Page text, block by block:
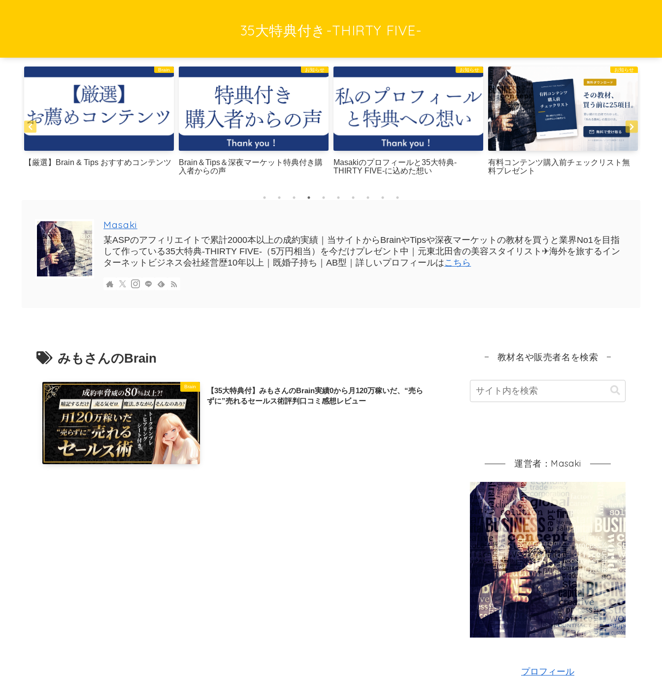
35大特典付き-THIRTY FIVE-
Brain
【厳選】Brain & Tips おすすめコンテンツ
お知らせ
Brain＆Tips＆深夜マーケット特典付き購
入者からの声
お知らせ
Masakiのプロフィールと35大特典-
THIRTY FIVE-に込めた想い
お知らせ
有料コンテンツ購入前チェックリスト無
料プレゼント
Masaki
某ASPのアフィリエイトで累計2000本以上の成約実績｜当サイトからBrainやTipsや深夜マーケットの教材を買うと業界No1を目指
して作っている35大特典-THIRTY FIVE-（5万円相当）を今だけプレゼント中｜元東北田舎の美容スタイリスト✈海外を旅するイン
ターネットビジネス会社経営歴10年以上｜既婚子持ち｜AB型｜詳しいプロフィールはこちら
みもさんのBrain
Brain
【35大特典付】みもさんのBrain実績0から月120万稼いだ、“売ら
ずに”売れるセールス術評判口コミ感想レビュー
教材名や販売者名を検索
運営者：Masaki
プロフィール